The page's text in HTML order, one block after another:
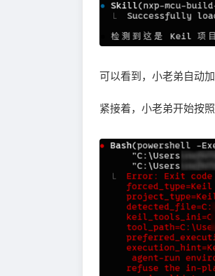
可以看到，小老弟自动
紧接着，小老弟开始按